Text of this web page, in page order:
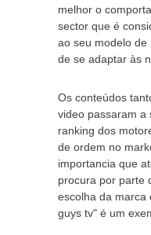
melhor o
sector que é
ao seu modelo de
de se adaptar às
Os conteúdos
video passaram a
ranking dos
de ordem no
importancia que
procura por parte
escolha da marca
guys tv" é um